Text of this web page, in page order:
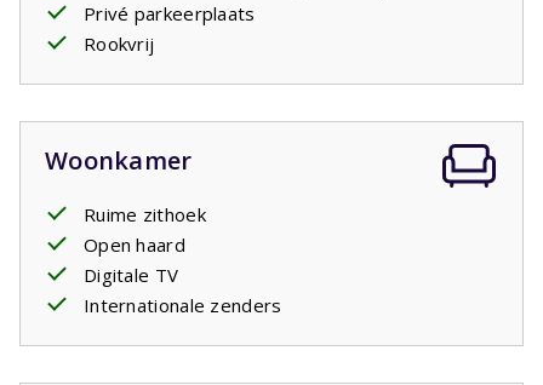
Privé parkeerplaats
Rookvrij
Woonkamer
Ruime zithoek
Open haard
Digitale TV
Internationale zenders